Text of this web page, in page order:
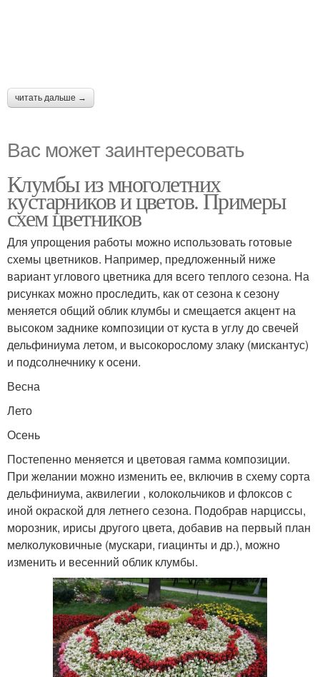
читать дальше →
Вас может заинтересовать
Клумбы из многолетних
кустарников и цветов. Примеры
схем цветников
Для упрощения работы можно использовать готовые
схемы цветников. Например, предложенный ниже
вариант углового цветника для всего теплого сезона. На
рисунках можно проследить, как от сезона к сезону
меняется общий облик клумбы и смещается акцент на
высоком заднике композиции от куста в углу до свечей
дельфиниума летом, и высокорослому злаку (мискантус)
и подсолнечнику к осени.
Весна
Лето
Осень
Постепенно меняется и цветовая гамма композиции.
При желании можно изменить ее, включив в схему сорта
дельфиниума, аквилегии , колокольчиков и флоксов с
иной окраской для летнего сезона. Подобрав нарциссы,
морозник, ирисы другого цвета, добавив на первый план
мелколуковичные (мускари, гиацинты и др.), можно
изменить и весенний облик клумбы.